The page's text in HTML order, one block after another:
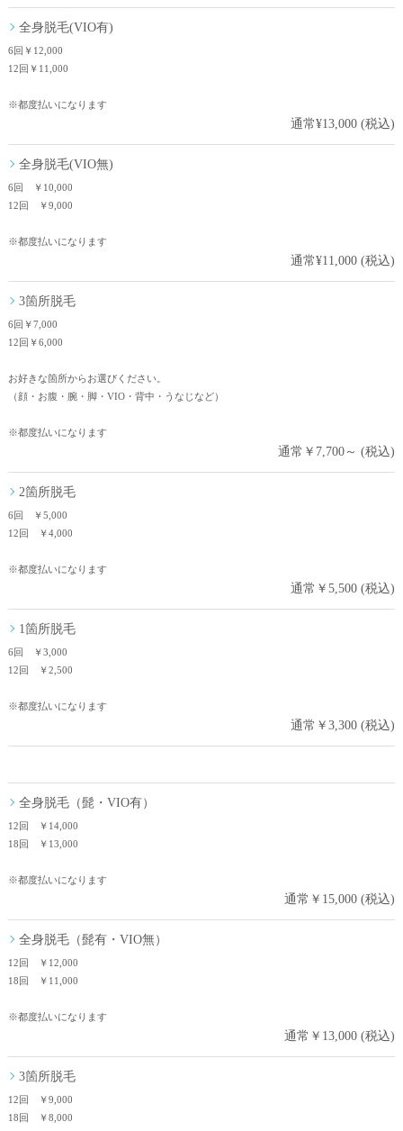
全身脱毛(VIO有)
6回￥12,000
12回￥11,000
※都度払いになります
通常¥13,000 (税込)
全身脱毛(VIO無)
6回 ￥10,000
12回 ￥9,000
※都度払いになります
通常¥11,000 (税込)
3箇所脱毛
6回￥7,000
12回￥6,000
お好きな箇所からお選びください。
（顔・お腹・腕・脚・VIO・背中・うなじなど）
※都度払いになります
通常￥7,700～ (税込)
2箇所脱毛
6回 ￥5,000
12回 ￥4,000
※都度払いになります
通常￥5,500 (税込)
1箇所脱毛
6回 ￥3,000
12回 ￥2,500
※都度払いになります
通常￥3,300 (税込)
全身脱毛（髭・VIO有）
12回 ￥14,000
18回 ￥13,000
※都度払いになります
通常￥15,000 (税込)
全身脱毛（髭有・VIO無）
12回 ￥12,000
18回 ￥11,000
※都度払いになります
通常￥13,000 (税込)
3箇所脱毛
12回 ￥9,000
18回 ￥8,000